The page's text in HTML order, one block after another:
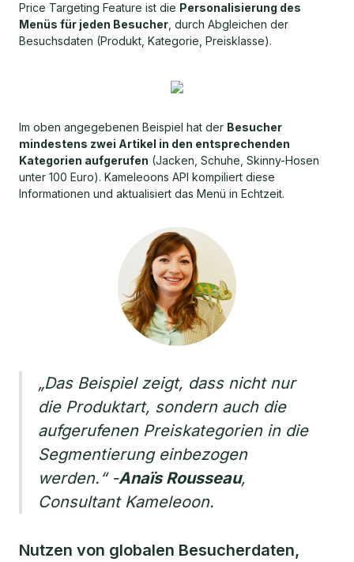
Price Targeting Feature ist die Personalisierung des
Menüs für jeden Besucher , durch Abgleichen der
Besuchsdaten (Produkt, Kategorie, Preisklasse).
Im oben angegebenen Beispiel hat der Besucher
mindestens zwei Artikel in den entsprechenden
Kategorien aufgerufen (Jacken, Schuhe, Skinny-Hosen
unter 100 Euro). Kameleoons API kompiliert diese
Informationen und aktualisiert das Menü in Echtzeit.
„Das Beispiel zeigt, dass nicht nur
die Produktart, sondern auch die
aufgerufenen Preiskategorien in die
Segmentierung einbezogen
werden.“ -Anaïs Rousseau,
Consultant Kameleoon.
Nutzen von globalen Besucherdaten,